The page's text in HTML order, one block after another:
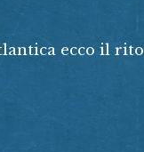
ecco il